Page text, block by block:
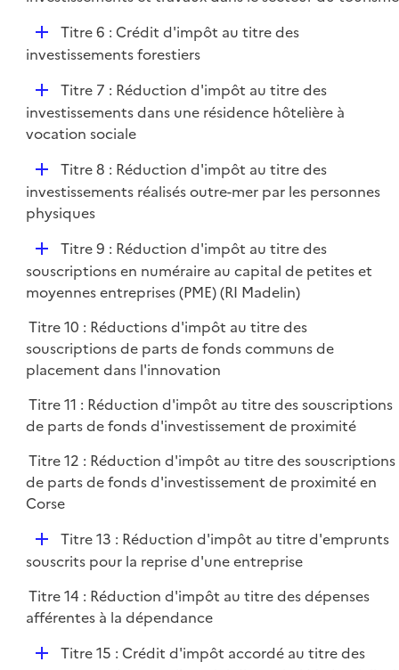
i
D
é
i
e
Titre 6 : Crédit d'impôt au titre des
investissements forestiers
D
é
p
e
r
Titre 7 : Réduction d'impôt au titre des
investissements dans une résidence hôtelière à
vocation sociale
D
é
p
e
r
Titre 8 : Réduction d'impôt au titre des
investissements réalisés outre-mer par les personnes
physiques
D
é
p
i
e
r
Titre 9 : Réduction d'impôt au titre des
souscriptions en numéraire au capital de petites et
moyennes entreprises (PME) (RI Madelin)
Titre 10 : Réductions d'impôt au titre des
souscriptions de parts de fonds communs de
placement dans l'innovation
Titre 11 : Réduction d'impôt au titre des souscriptions
de parts de fonds d'investissement de proximité
Titre 12 : Réduction d'impôt au titre des souscriptions
de parts de fonds d'investissement de proximité en
Corse
D
é
l
i
Titre 13 : Réduction d'impôt au titre d'emprunts
souscrits pour la reprise d'une entreprise
Titre 14 : Réduction d'impôt au titre des dépenses
afférentes à la dépendance
DTitre 15 : Crédit d'impôt accordé au titre des